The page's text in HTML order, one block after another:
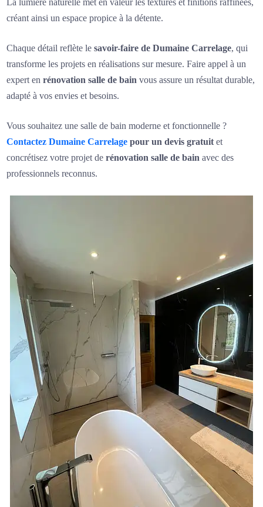
La lumière naturelle met en valeur les textures et finitions raffinées,
créant ainsi un espace propice à la détente.
Chaque détail reflète lesavoir-faire de Dumaine Carrelage, qui
transforme les projets en réalisations sur mesure. Faire appel à un
expert enrénovation salle de bainvous assure un résultat durable,
adapté à vos envies et besoins.
Vous souhaitez une salle de bain moderne et fonctionnelle ?
Contactez Dumaine Carrelage pour un devis gratuit et
concrétisez votre projet derénovation salle de bainavec des
professionnels reconnus.